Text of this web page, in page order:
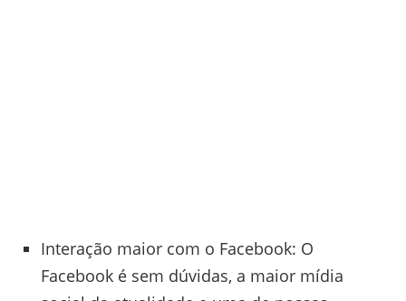
Interação maior com o Facebook: O
Facebook é sem dúvidas, a maior mídia